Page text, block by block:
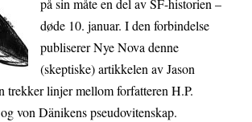
på sin måte en del av SF-historien –
døde 10. januar. I den forbindelse
publiserer Nye Nova denne
(skeptiske) artikkelen av Jason
trekker linjer mellom forfatteren H.P.
von Dänikens pseudovitenskap.